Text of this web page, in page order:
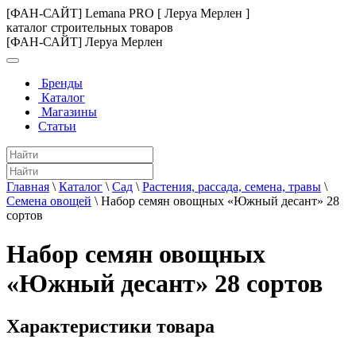
[ФАН-САЙТ] Lemana PRO [ Леруа Мерлен ]
каталог строительных товаров
[ФАН-САЙТ] Леруа Мерлен
Бренды
Каталог
Магазины
Статьи
Главная \ Каталог \ Сад \ Растения, рассада, семена, травы \
Семена овощей \ Набор семян овощных «Южный десант» 28
сортов
Набор семян овощных
«Южный десант» 28 сортов
Характеристики товара